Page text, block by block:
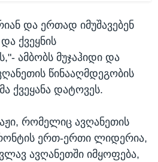
და ერთად იმუშავებენ
ქვეყნის
ამბობს მუჯაჰიდი და
წინააღმდეგობის
ქვეყანა დატოვეს.
რომელიც ავღანეთის
ერთ-ერთი ლიდერია,
ავღანეთში იმყოფება,